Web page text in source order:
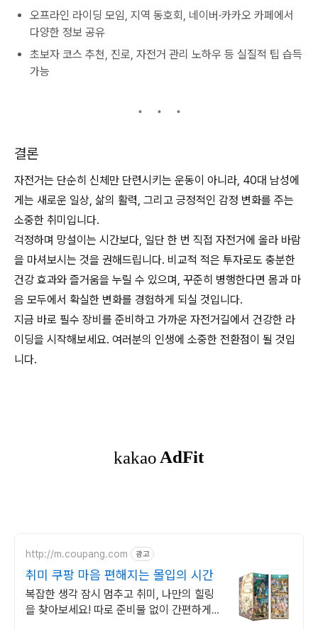
오프라인 라이딩 모임, 지역 동호회, 네이버·카카오 카페에서
다양한 정보 공유
초보자 코스 추천, 진로, 자전거 관리 노하우 등 실질적 팁 습득
가능
결론
자전거는 단순히 신체만 단련시키는 운동이 아니라, 40대 남성에
게는 새로운 일상, 삶의 활력, 그리고 긍정적인 감정 변화를 주는
소중한 취미입니다.
걱정하며 망설이는 시간보다, 일단 한 번 직접 자전거에 올라 바람
을 마셔보시는 것을 권해드립니다. 비교적 적은 투자로도 충분한
건강 효과와 즐거움을 누릴 수 있으며, 꾸준히 병행한다면 몸과 마
음 모두에서 확실한 변화를 경험하게 되실 것입니다.
지금 바로 필수 장비를 준비하고 가까운 자전거길에서 건강한 라
이딩을 시작해보세요. 여러분의 인생에 소중한 전환점이 될 것입
니다.
http://m.coupang.com 광고
취미 쿠팡 마음 편해지는 몰입의 시간
복잡한 생각 잠시 멈추고 취미, 나만의 힐링
을 찾아보세요! 따로 준비물 없이 간편하게